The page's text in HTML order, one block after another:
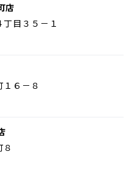
店
目３５－１
６－８